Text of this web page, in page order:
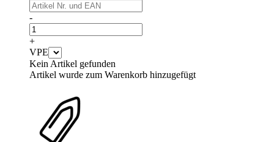
-
+
VPE
Kein Artikel gefunden
Artikel wurde zum Warenkorb hinzugefügt